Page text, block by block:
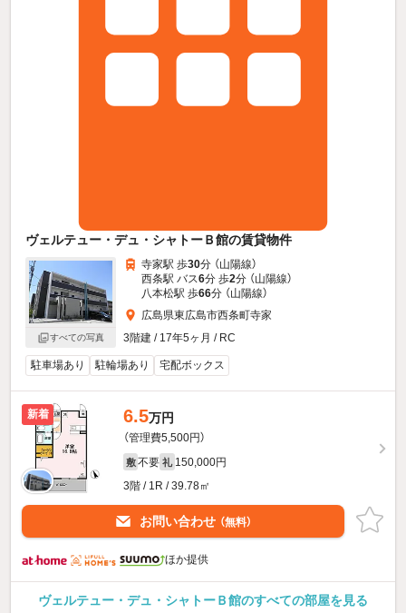
ヴェルテュー・デュ・シャトーＢ館の賃貸物件
すべての写真
寺家駅 歩30分 （山陽線）
西条駅 バス6分 歩2分 （山陽線）
八本松駅 歩66分 （山陽線）
広島県東広島市西条町寺家
3階建 / 17年5ヶ月 / RC
駐車場あり 駐輪場あり 宅配ボックス
新着 6.5万円
（管理費5,500円）
敷 不要 礼 150,000円
3階 / 1R / 39.78㎡
お問い合わせ （無料）
ほか提供
ヴェルテュー・デュ・シャトーＢ館のすべての部屋を見る